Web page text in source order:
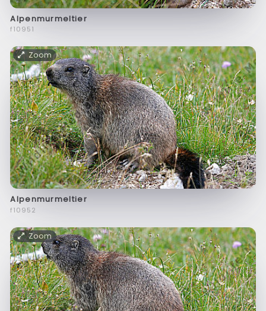
Alpenmurmeltier
f10951
Zoom
Alpenmurmeltier
f10952
Zoom